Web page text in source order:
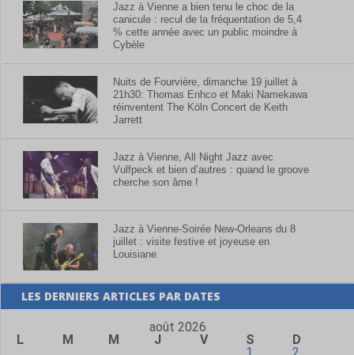
Jazz à Vienne a bien tenu le choc de la
canicule : recul de la fréquentation de 5,4
% cette année avec un public moindre à
Cybèle
Nuits de Fourvière, dimanche 19 juillet à
21h30: Thomas Enhco et Maki Namekawa
réinventent The Köln Concert de Keith
Jarrett
Jazz à Vienne, All Night Jazz avec
Vulfpeck et bien d’autres : quand le groove
cherche son âme !
Jazz à Vienne-Soirée New-Orleans du 8
juillet : visite festive et joyeuse en
Louisiane
LES DERNIERS ARTICLES PAR DATES
août 2026
L
M M J V S
D